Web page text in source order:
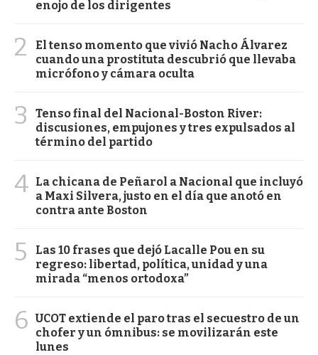
enojo de los dirigentes
2
El tenso momento que vivió Nacho Álvarez
cuando una prostituta descubrió que llevaba
micrófono y cámara oculta
3
Tenso final del Nacional-Boston River:
discusiones, empujones y tres expulsados al
término del partido
4 La chicana de Peñarol a Nacional que incluyó
a Maxi Silvera, justo en el día que anotó en
contra ante Boston
5
Las 10 frases que dejó Lacalle Pou en su
regreso: libertad, política, unidad y una
mirada “menos ortodoxa”
6 UCOT extiende el paro tras el secuestro de un
chofer y un ómnibus: se movilizarán este
lunes